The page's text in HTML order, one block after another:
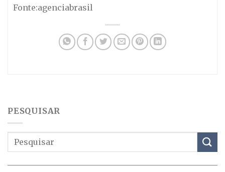
Fonte:agenciabrasil
PESQUISAR